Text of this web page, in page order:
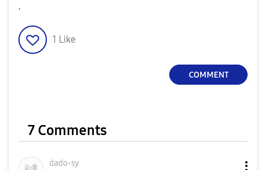
.
1 Like
COMMENT
7 Comments
dado-sy